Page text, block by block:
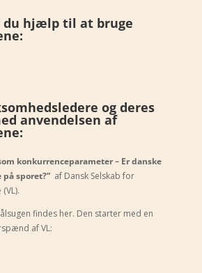
du hjælp til at bruge
og deres
anvendelsen af
konkurrenceparameter – Er danske
sporet?” af Dansk Selskab for
findes her. Den starter med en
af VL: